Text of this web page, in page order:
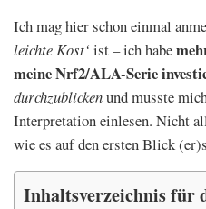
Ich mag hier schon einmal
leichte Kost‘ ist – ich habe
meine Nrf2/ALA-Serie
durchzublickenund musste
Interpretation einlesen. Nicht
wie es auf den ersten Blick
Inhaltsverzeichnis für